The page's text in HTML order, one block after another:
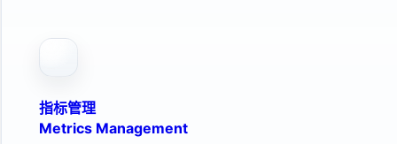
指标管理
Metrics Management